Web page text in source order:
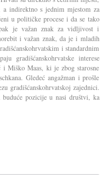
indirektno s jednim mjestom za
u političke procese i da se tako
je važan znak za vidljivost i
i važan znak, da je i mladih
i standardnim
gradišćanskohrvatske interese
Miško Maas, ki je zbog starosne
Gledeć angažman i prošle
gradišćanskohrvatskoj zajednici.
pozicije u nasi društvi, ka